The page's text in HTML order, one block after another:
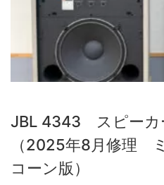
JBL 4343 スピーカ
（2025年8月修理
コーン版）